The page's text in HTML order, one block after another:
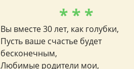
* * *
Вы вместе 30 лет, как голубки,
Пусть ваше счастье будет
бесконечным,
Любимые родители мои,